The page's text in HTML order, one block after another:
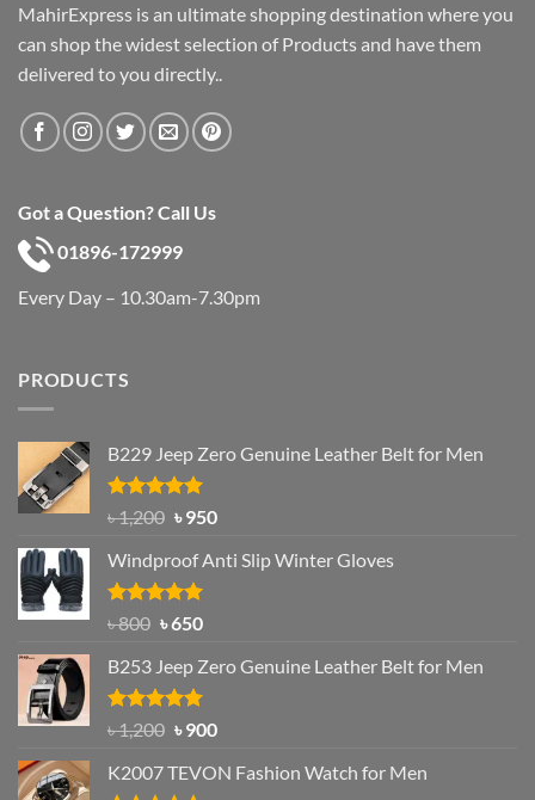
MahirExpress is an ultimate shopping destination where you
can shop the widest selection of Products and have them
delivered to you directly..
Got a Question? Call Us
01896-172999
Every Day – 10.30am-7.30pm
PRODUCTS
B229 Jeep Zero Genuine Leather Belt for Men
Rated4.92
out of 5
৳1,200 Original
was:
৳ 1,200.
৳950Current
is:
Windproof Anti Slip Winter Gloves
Rated4.97
৳800 Original
was:
৳ 800.
৳650Current
is:
৳ 650.
B253 Jeep Zero Genuine Leather Belt for Men
Rated5.00
out of 5
৳1,200 Original
was:
৳900Current
is:
K2007 TEVON Fashion Watch for Men